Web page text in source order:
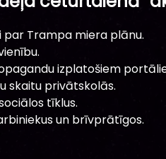
par Trampa miera plānu.
izplatošiem
skaitu privātskolās.
tīklus.
un brīvprātīgos.